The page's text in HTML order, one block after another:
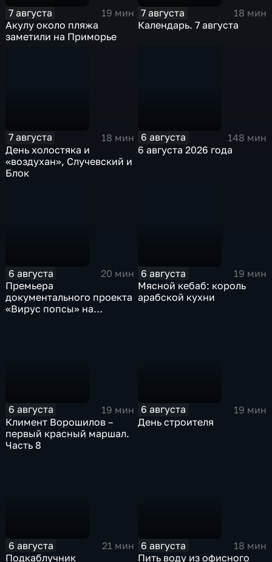
7 августа
19 мин
Акулу около пляжа
заметили на Приморье
7 августа
18 мин
Календарь. 7 августа
7 августа
18 мин
День холостяка и
«воздухан», Случевский и
Блок
6 августа
148 мин
6 августа 2026 года
6 августа
20 мин
Премьера
документального проекта
«Вирус попсы» на
6 августа
19 мин
Мясной кебаб: король
арабской кухни
6 августа
19 мин
Климент Ворошилов –
первый красный маршал.
Часть 8
6 августа
19 мин
День строителя
6 августа
21 мин
Подкаблучник
6 августа
18 мин
Пить воду из офисного